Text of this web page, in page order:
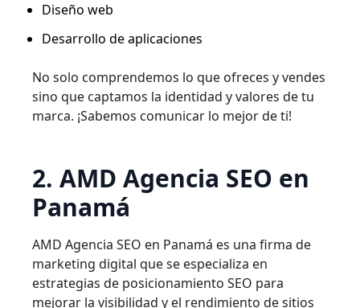
Diseño web
Desarrollo de aplicaciones
No solo comprendemos lo que ofreces y vendes
sino que captamos la identidad y valores de tu
marca. ¡Sabemos comunicar lo mejor de ti!
2. AMD Agencia SEO en
Panamá
AMD Agencia SEO en Panamá es una firma de
marketing digital que se especializa en
estrategias de posicionamiento SEO para
mejorar la visibilidad y el rendimiento de sitios